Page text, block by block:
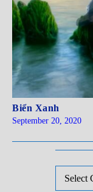
Biển Xanh
September 20, 2020